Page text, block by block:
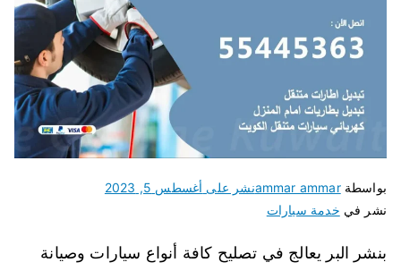
بواسطةammar ammarنشر على أغسطس 5, 2023
نشر في خدمة سيارات
بنشر البر يعالج في تصليح كافة أنواع سيارات وصيانة